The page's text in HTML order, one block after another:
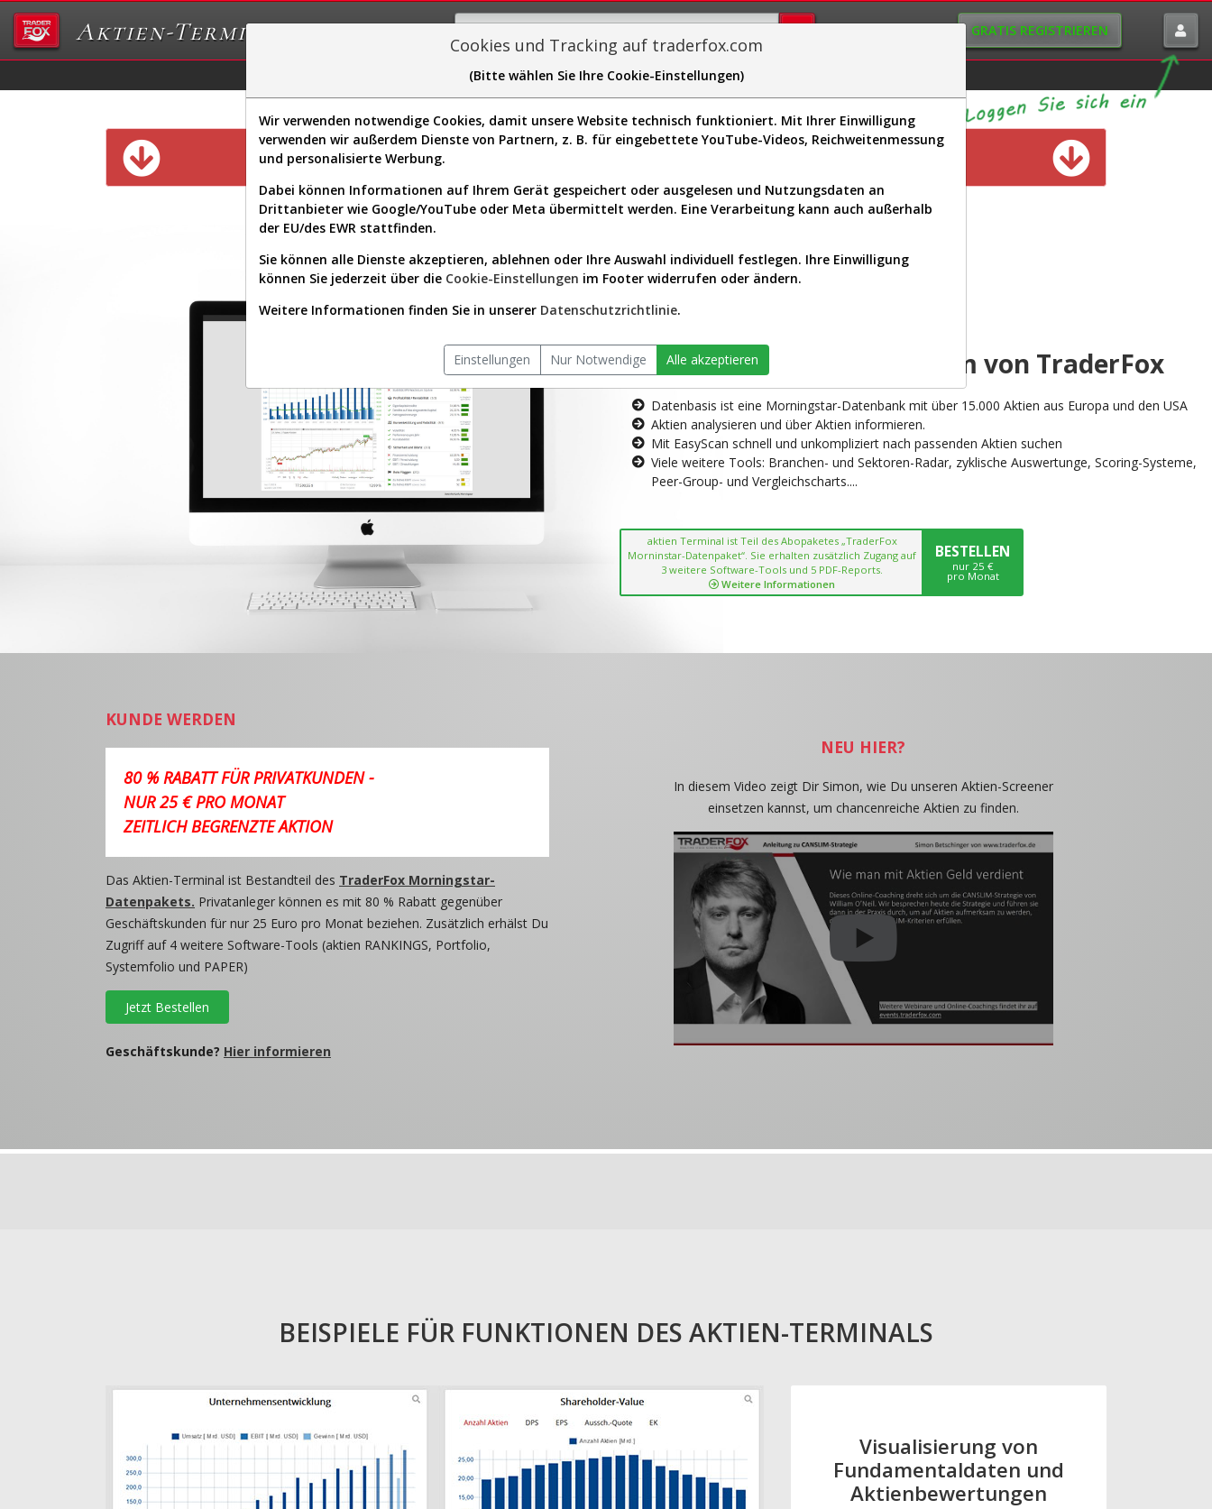
Aktien-Terminal GRATIS REGISTRIEREN
Sector-Spider Easy-Scan Visualizations
Diese Funktion ist nur für Premium-Kunden verfügbar
AKTIEN-TERMINAL
Die Aktienanalyse-Plattform von TraderFox
Datenbasis ist eine Morningstar-Datenbank mit über 15.000 Aktien aus Europa und den USA
Aktien analysieren und über Aktien informieren.
Mit EasyScan schnell und unkompliziert nach passenden Aktien suchen
Viele weitere Tools: Branchen- und Sektoren-Radar, zyklische Auswertunge, Scoring-Systeme,
Peer-Group- und Vergleichscharts....
aktien Terminal ist Teil des Abopaketes „TraderFox
Morninstar-Datenpaket“. Sie erhalten zusätzlich Zugang auf
3 weitere Software-Tools und 5 PDF-Reports.
Weitere Informationen
BESTELLEN
nur 25 €
pro Monat
KUNDE WERDEN
80 % RABATT FÜR PRIVATKUNDEN -
NUR 25 € PRO MONAT
ZEITLICH BEGRENZTE AKTION
Das Aktien-Terminal ist Bestandteil des TraderFox Morningstar-
Datenpakets. Privatanleger können es mit 80 % Rabatt gegenüber
Geschäftskunden für nur 25 Euro pro Monat beziehen. Zusätzlich erhälst Du
Zugriff auf 4 weitere Software-Tools (aktien RANKINGS, Portfolio,
Systemfolio und PAPER)
Jetzt Bestellen
Geschäftskunde? Hier informieren
NEU HIER?
In diesem Video zeigt Dir Simon, wie Du unseren Aktien-Screener
einsetzen kannst, um chancenreiche Aktien zu finden.
BEISPIELE FÜR FUNKTIONEN DES AKTIEN-TERMINALS
Visualisierung von
Fundamentaldaten und
Aktienbewertungen
Cookies und Tracking auf traderfox.com
(Bitte wählen Sie Ihre Cookie-Einstellungen)
Wir verwenden notwendige Cookies, damit unsere Website technisch funktioniert. Mit Ihrer Einwilligung
verwenden wir außerdem Dienste von Partnern, z. B. für eingebettete YouTube-Videos, Reichweitenmessung
und personalisierte Werbung.
Dabei können Informationen auf Ihrem Gerät gespeichert oder ausgelesen und Nutzungsdaten an
Drittanbieter wie Google/YouTube oder Meta übermittelt werden. Eine Verarbeitung kann auch außerhalb
der EU/des EWR stattfinden.
Sie können alle Dienste akzeptieren, ablehnen oder Ihre Auswahl individuell festlegen. Ihre Einwilligung
können Sie jederzeit über die Cookie-Einstellungen im Footer widerrufen oder ändern.
Weitere Informationen finden Sie in unserer Datenschutzrichtlinie.
Einstellungen Nur Notwendige Alle akzeptieren